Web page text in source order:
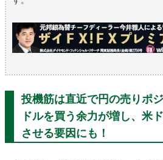
投機筋は直近で円の売りポ
ドルを買う余力が増し、米
させる要因にも！